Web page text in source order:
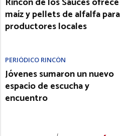
maíz y pellets de alfalfa para
productores locales
PERIÓDICO RINCÓN
Jóvenes sumaron un nuevo
espacio de escucha y
encuentro